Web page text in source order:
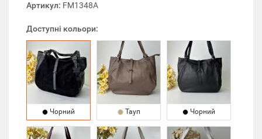
Артикул: FM1348A
Доступні кольори:
Чорний Тауп Чорний